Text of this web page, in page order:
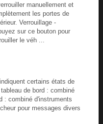
manuellement et
les portes de
Verrouillage -
sur ce bouton pour
le véh ...
certains états de
de bord : combiné
: combiné d'instruments
pour messages divers